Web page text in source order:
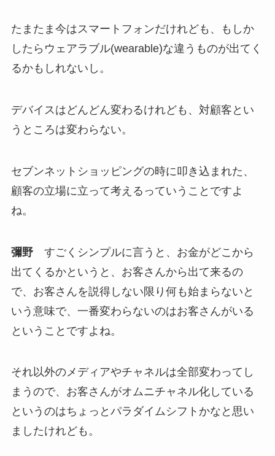
たまたま今はスマートフォンだけれども、もしか
したらウェアラブル(wearable)な違うものが出てく
るかもしれないし。
デバイスはどんどん変わるけれども、対顧客とい
うところは変わらない。
セブンネットショッピングの時に叩き込まれた、
顧客の立場に立って考えるっていうことですよ
ね。
彌野すごくシンプルに言うと、お金がどこから
出てくるかというと、お客さんから出て来るの
で、お客さんを説得しない限り何も始まらないと
いう意味で、一番変わらないのはお客さんがいる
ということですよね。
それ以外のメディアやチャネルは全部変わってし
まうので、お客さんがオムニチャネル化している
というのはちょっとパラダイムシフトかなと思い
ましたけれども。